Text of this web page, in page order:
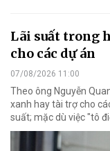
Lãi suất trong
cho các dự án
07/08/2026 11:00
Theo ông Nguyễn
xanh hay tài trợ cho
suất; mặc dù việc "tô